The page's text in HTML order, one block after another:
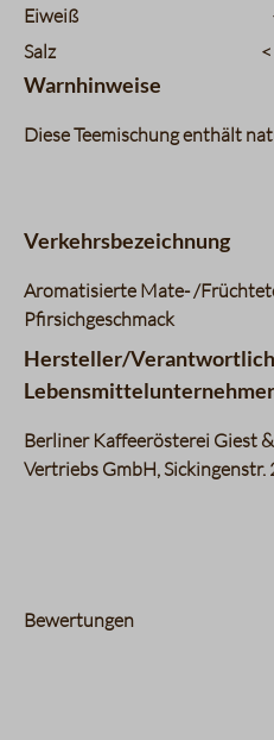
Eiweiß
Salz
Warnhinweise
Diese Teemischung enthält
Verkehrsbezeichnung
Aromatisierte Mate- /
Pfirsichgeschmack
Hersteller/
Lebensmittelunternehmer
Berliner Kaffeerösterei Giest
Vertriebs GmbH,
Bewertungen